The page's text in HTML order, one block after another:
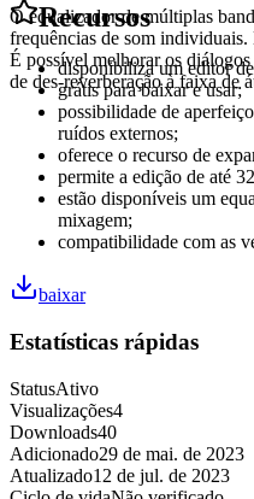
O equalizador de múltiplas
frequências de som
É possível melhorar os
de des-reverberação à faixa de
Recursos
disponibiliza um editor
grátis para baixar e usar;
possibilidade de
ruídos externos;
oferece o recurso de
permite a edição de até
estão disponíveis um
mixagem;
compatibilidade com as
baixar
Estatísticas rápidas
StatusAtivo
Visualizações4
Downloads40
Adicionado29 de mai. de 2023
Atualizado12 de jul. de 2023